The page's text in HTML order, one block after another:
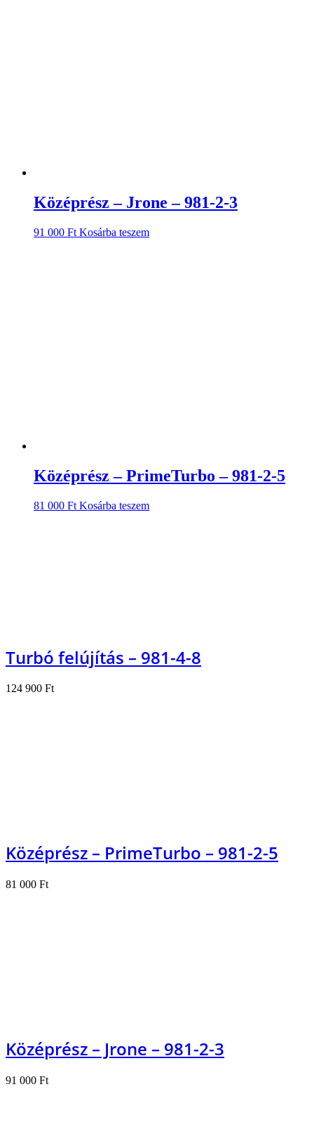
Középrész – Jrone – 981-2-3
91 000 Ft Kosárba teszem
Középrész – PrimeTurbo – 981-2-5
81 000 Ft Kosárba teszem
Turbó felújítás – 981-4-8
124 900 Ft
Középrész – PrimeTurbo – 981-2-5
81 000 Ft
Középrész – Jrone – 981-2-3
91 000 Ft